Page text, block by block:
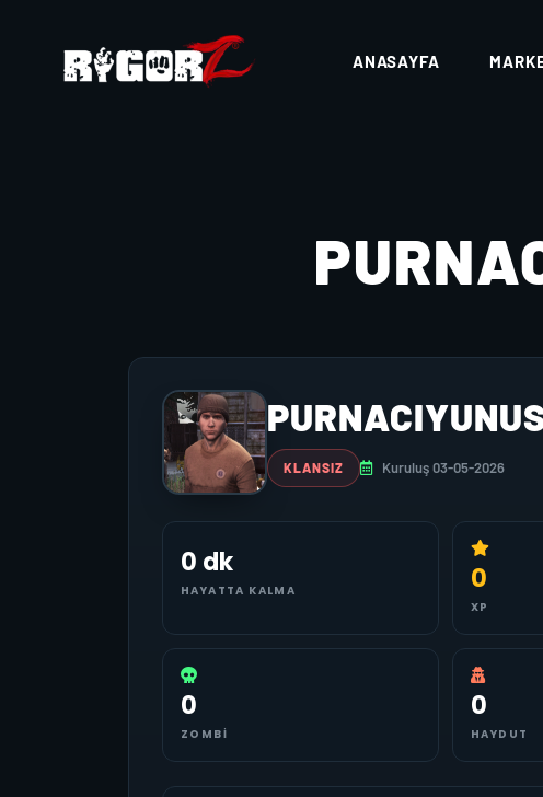
ANASAYFA
KLANSIZ Kuruluş 03-05-2026
0 dk
HAYATTA KALMA 0
XP
0
ZOMBI
0
HAYDUT